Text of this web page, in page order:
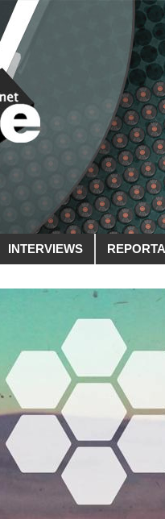
INTERVIEWS